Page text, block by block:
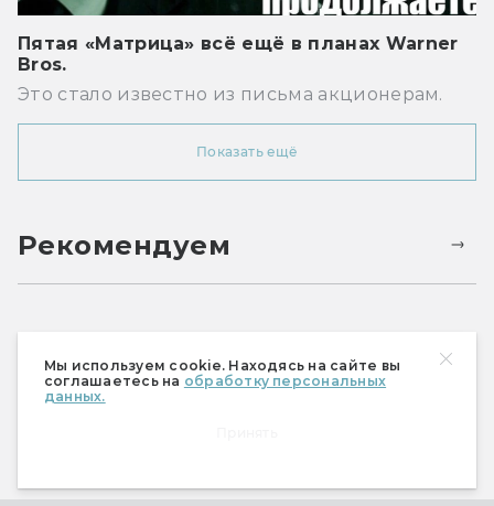
Мы используем cookie. Находясь на сайте вы
соглашаетесь на обработку персональных
данных.
Пятая «Матрица» всё ещё в планах Warner
Bros.
Это стало известно из письма акционерам.
Показать ещё
Рекомендуем